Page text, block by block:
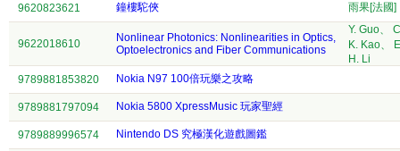
9620823621 鐘樓駝俠 雨果[法國]
9622018610
Nonlinear Photonics: Nonlinearities in Optics,
Optoelectronics and Fiber Communications
Y. Guo、
K. Kao、
H. Li
9789881853820
Nokia N97 100倍玩樂之攻略
9789881797094 Nokia 5800 XpressMusic 玩家聖經
9789889996574 Nintendo DS 究極漢化遊戲圖鑑